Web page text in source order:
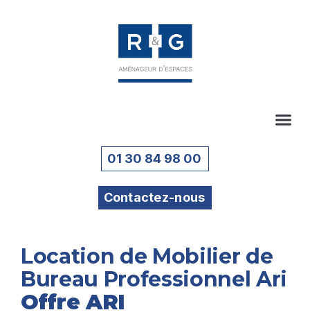
01 30 84 98 00
Contactez-nous
Location de Mobilier de
Bureau Professionnel Ari
Offre ARI